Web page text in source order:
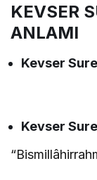
KEVSER
ANLAMI
Kevser
Kevser